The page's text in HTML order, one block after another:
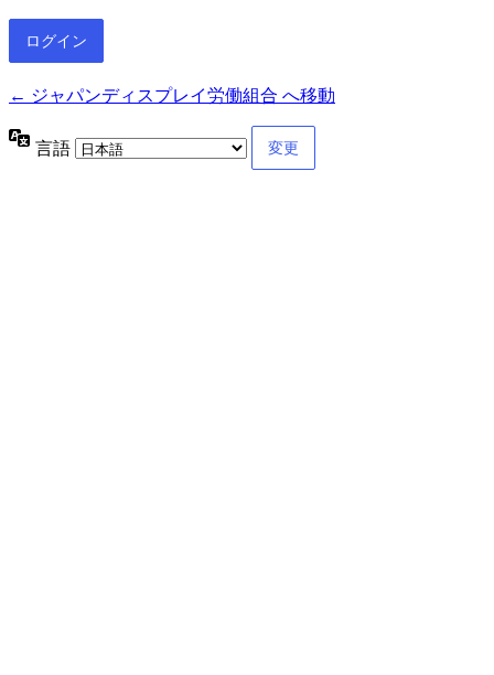
← ジャパンディスプレイ労働組合 へ移動
言語